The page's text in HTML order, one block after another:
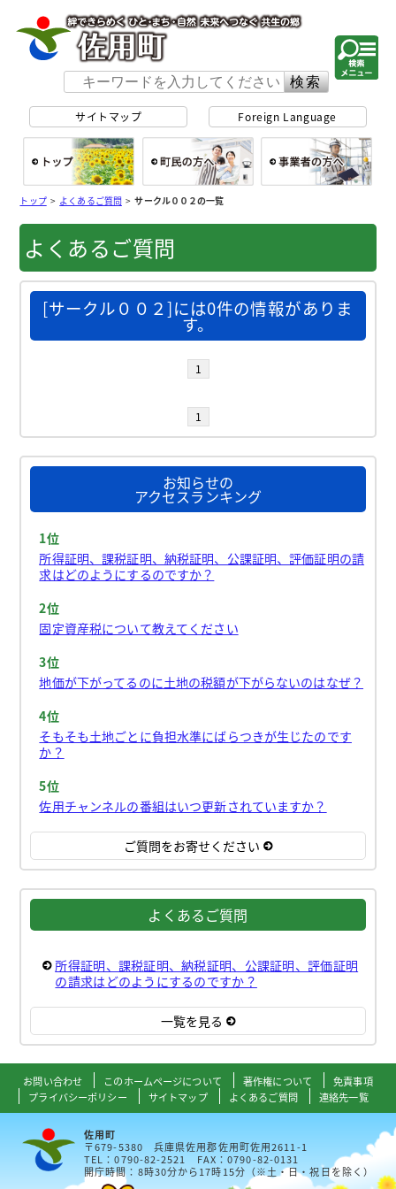
サイトマップ Foreign Language
総合トップ
トップ> よくあるご質問>サークル００２の一覧
よくあるご質問
[サークル００２]には0件の情報がありま
す。
1
1
お知らせの
アクセスランキング
1位
所得証明、課税証明、納税証明、公課証明、評価証明の請
求はどのようにするのですか？
2位
固定資産税について教えてください
3位
地価が下がってるのに土地の税額が下がらないのはなぜ？
4位
そもそも土地ごとに負担水準にばらつきが生じたのです
か？
5位
佐用チャンネルの番組はいつ更新されていますか？
ご質問をお寄せください
よくあるご質問
所得証明、課税証明、納税証明、公課証明、評価証明
の請求はどのようにするのですか？
一覧を見る
お問い合わせ このホームページについて 著作権について
免責事項
プライバシーポリシー
サイトマップ よくあるご質問 連絡先一覧
佐用町
〒679-5380 兵庫県佐用郡佐用町佐用2611-1
TEL：0790-82-2521 FAX：0790-82-0131
開庁時間：8時30分から17時15分（※土・日・祝日を除く）